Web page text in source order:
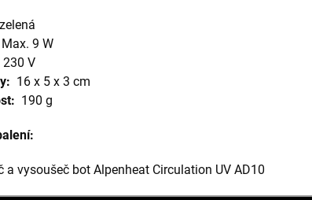
zelená
Max. 9 W
230 V
16 x 5 x 3 cm
190 g
a vysoušeč bot Alpenheat Circulation UV AD10